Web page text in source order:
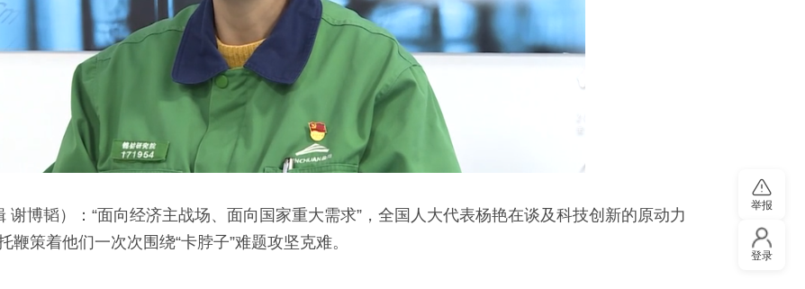
谢博韬）：“面向经济主战场、面向国家重大需求”，全国人大代表杨艳在谈及科技创新的原动力
策着他们一次次围绕“卡脖子”难题攻坚克难。
举报
登录